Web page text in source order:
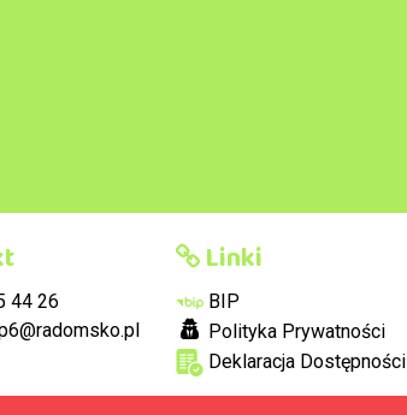
44 26
Linki
BIP
Polityka Prywatności
Deklaracja Dostępności